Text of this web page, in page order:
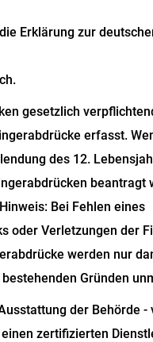
Erklärung zur
gesetzlich
erfasst.
des 12.
beantragt
Bei Fehlen eines
oder Verletzungen der
werden nur
Gründen
der Behörde -
zertifizierten